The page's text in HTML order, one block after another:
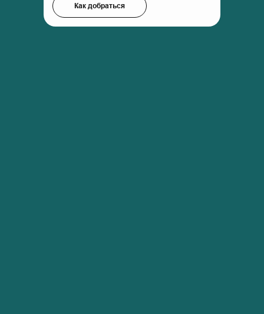
Как добраться